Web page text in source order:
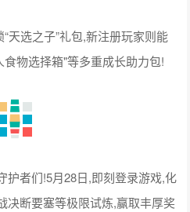
天选之子”礼包,新注册玩家则能
物选择箱"等多重成长助力包!
护者们!5月28日,即刻登录游戏,化
决断要塞等极限试炼,赢取丰厚奖